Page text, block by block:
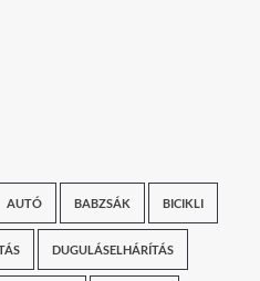
AUTÓ BABZSÁK BICIKLI
DUGULÁSELHÁRÍTÁS